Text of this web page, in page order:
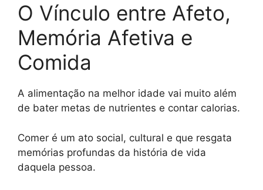
O Vínculo entre Afeto,
Memória Afetiva e
Comida
A alimentação na melhor idade vai muito além
de bater metas de nutrientes e contar calorias.
Comer é um ato social, cultural e que resgata
memórias profundas da história de vida
daquela pessoa.